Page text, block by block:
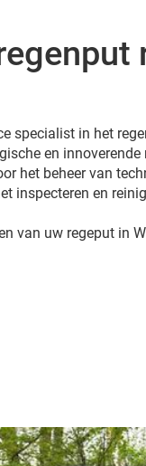
specialist in het
en
het beheer van
inspecteren en
van uw regeput in